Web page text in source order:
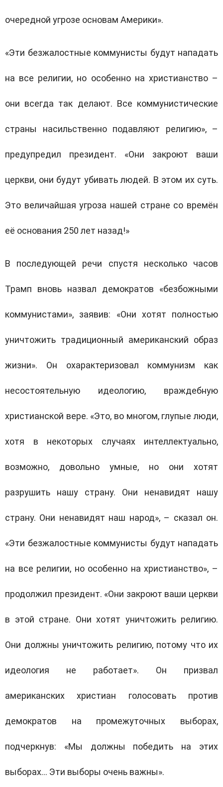
очередной угрозе основам Америки».
«Эти безжалостные коммунисты будут нападать
на все религии, но особенно на христианство –
они всегда так делают. Все коммунистические
страны насильственно подавляют религию», –
предупредил президент. «Они закроют ваши
церкви, они будут убивать людей. В этом их суть.
Это величайшая угроза нашей стране со времён
её основания 250 лет назад!»
В последующей речи спустя несколько часов
Трамп вновь назвал демократов «безбожными
коммунистами», заявив: «Они хотят полностью
уничтожить традиционный американский образ
жизни». Он охарактеризовал коммунизм как
несостоятельную идеологию, враждебную
христианской вере. «Это, во многом, глупые люди,
хотя в некоторых случаях интеллектуально,
возможно, довольно умные, но они хотят
разрушить нашу страну. Они ненавидят нашу
страну. Они ненавидят наш народ», – сказал он.
«Эти безжалостные коммунисты будут нападать
на все религии, но особенно на христианство», –
продолжил президент. «Они закроют ваши церкви
в этой стране. Они хотят уничтожить религию.
Они должны уничтожить религию, потому что их
идеология не работает». Он призвал
американских христиан голосовать против
демократов на промежуточных выборах,
подчеркнув: «Мы должны победить на этих
выборах… Эти выборы очень важны».